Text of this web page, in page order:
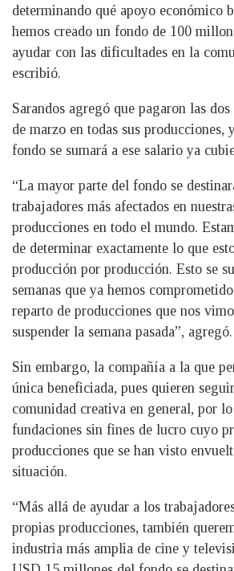
determinando qué apoyo económico
hemos creado un fondo de 100
ayudar con las dificultades en la
escribió.
Sarandos agregó que pagaron las dos
de marzo en todas sus producciones,
fondo se sumará a ese salario ya
“La mayor parte del fondo se
trabajadores más afectados en
producciones en todo el mundo.
de determinar exactamente lo que
producción por producción. Esto se
semanas que ya hemos
reparto de producciones que nos
suspender la semana pasada”, agregó.
Sin embargo, la compañía a la que
única beneficiada, pues quieren
comunidad creativa en general, por
fundaciones sin fines de lucro cuyo
producciones que se han visto
situación.
“Más allá de ayudar a los
propias producciones, también
industria más amplia de cine y